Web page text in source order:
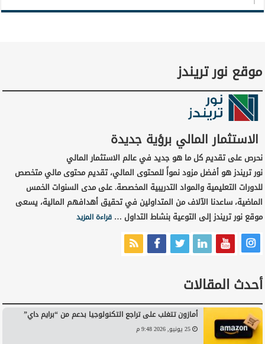
موقع نور تريندز
الاستثمار المالي برؤية جديدة
نحرص على تقديم كل ما هو جديد في عالم الاستثمار المالي
نور تريندز هو أفضل مزود نمواً للمحتوى المالي، تقديم محتوى مالي متخصص
للدورات التعليمية والمواد التدريبية المخصصة. على مدى السنوات الخمس
الماضية، ساعدنا الآلاف من المتداولين في تحقيق أهدافهم المالية، يسعى
موقع نور تريندز إلى التوعية بنشاط التداول …قراءة المزيد
أحدث المقالات
أمازون تتغلب على تراجع التكنولوجيا بدعم من “برايم داي”
25 يونيو, 2026 9:48 م